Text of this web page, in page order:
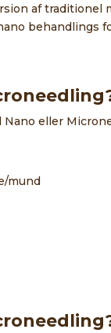
af traditionel
behandlings
eller
mund